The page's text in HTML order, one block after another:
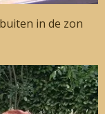
in de zon